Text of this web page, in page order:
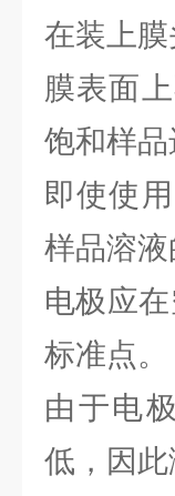
在装上
膜表面
饱和样品
即使使
样品溶液
电极应
标准点。
由于电
低，因